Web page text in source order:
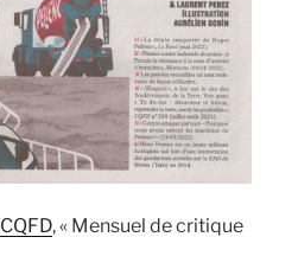
CQFD, « Mensuel de critique